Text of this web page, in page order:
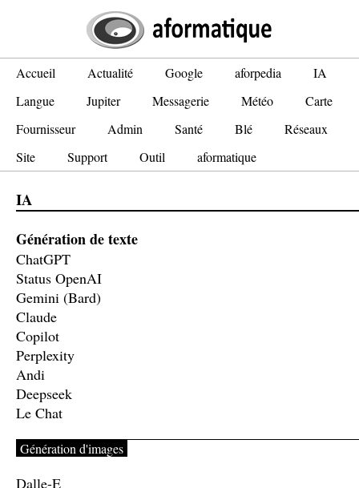
Accueil Actualité Google aforpedia
IA
Langue
Jupiter Messagerie Météo
Carte
Fournisseur
Admin Santé Blé
Réseaux
Site
Support Outil aformatique
IA
Génération de texte
ChatGPT
Status OpenAI
Gemini (Bard)
Claude
Copilot
Perplexity
Andi
Deepseek
Le Chat
Génération d'images
Dalle-E